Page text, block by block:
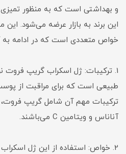
و بهداشتی است که به منظور
این برند به بازار عرضه می‌شود. این
خواص متعددی است که در ادامه به
1. ترکیبات: ژل اسکراب گریپ فروت
طبیعی است که برای مراقبت از
ترکیبات مهم آن شامل گریپ فروت،
آناناس و ویتامین C می‌باشند.
2. خواص: استفاده از این ژل